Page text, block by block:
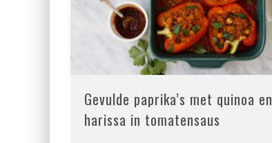
Gevulde paprika’s met quinoa en
harissa in tomatensaus